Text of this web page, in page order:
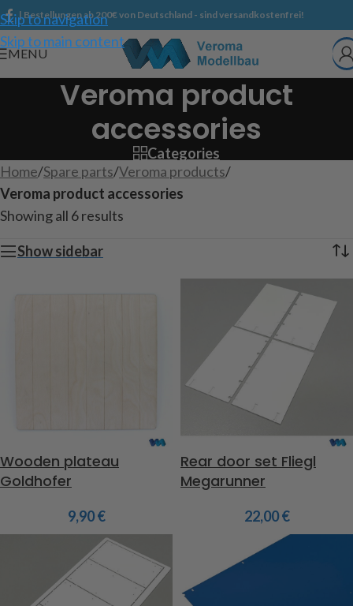
Skip to navigation
Skip to main content
| Bestellungen ab 200€ von Deutschland - sind versandkostenfrei!
MENU
Veroma product
accessories
Categories
Home/Spare parts/Veroma products/
Veroma product accessories
Showing all 6 results
Show sidebar
Wooden plateau
Goldhofer
9,90€
Rear door set Fliegl
Megarunner
22,00€